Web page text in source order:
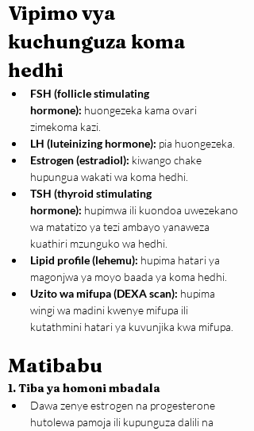
Vipimo vya
kuchunguza koma
hedhi
FSH (follicle stimulating
hormone): huongezeka kama ovari
zimekoma kazi.
LH (luteinizing hormone): pia huongezeka.
Estrogen (estradiol): kiwango chake
hupungua wakati wa koma hedhi.
TSH (thyroid stimulating
hormone): hupimwa ili kuondoa uwezekano
wa matatizo ya tezi ambayo yanaweza
kuathiri mzunguko wa hedhi.
Lipid profile (lehemu): hupima hatari ya
magonjwa ya moyo baada ya koma hedhi.
Uzito wa mifupa (DEXA scan): hupima
wingi wa madini kwenye mifupa ili
kutathmini hatari ya kuvunjika kwa mifupa.
Matibabu
1. Tiba ya homoni mbadala
Dawa zenye estrogen na progesterone
hutolewa pamoja ili kupunguza dalili na